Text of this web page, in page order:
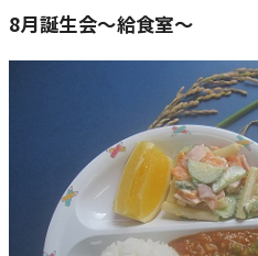
8月誕生会～給食室～